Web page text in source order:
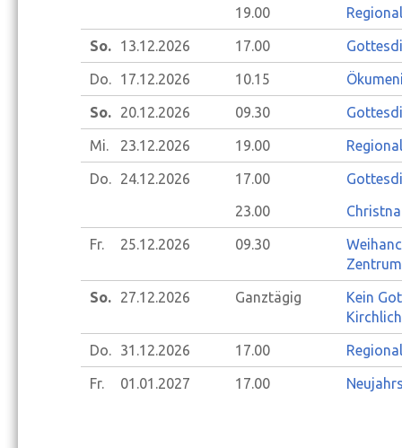
19.00
So. 13.12.2026 17.00
Do. 17.12.2026 10.15
So. 20.12.2026 09.30
Mi. 23.12.2026 19.00
Do. 24.12.2026 17.00
23.00
Fr. 25.12.2026 09.30
Zentrum
So. 27.12.2026 Ganztägig
Kein
Do. 31.12.2026 17.00
Fr. 01.01.2027 17.00